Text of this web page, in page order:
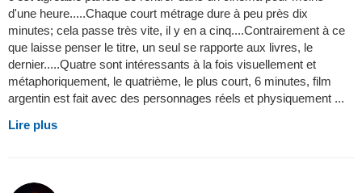
d'une heure.....Chaque court métrage dure à peu près dix
minutes; cela passe très vite, il y en a cinq....Contrairement à ce
que laisse penser le titre, un seul se rapporte aux livres, le
dernier.....Quatre sont intéressants à la fois visuellement et
métaphoriquement, le quatrième, le plus court, 6 minutes, film
argentin est fait avec des personnages réels et physiquement ...
Lire plus